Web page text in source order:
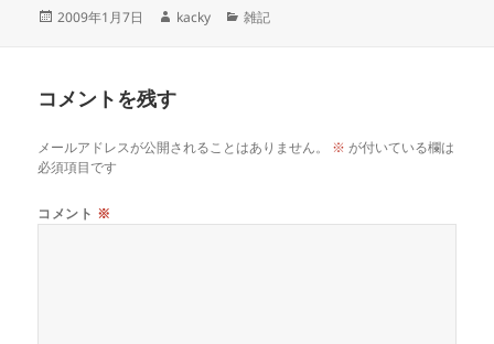
投
2009年1月7日
作
kacky
カ
雑記
コメントを残す
メールアドレスが公開されることはありません。 ※ が付いている欄は
必須項目です
コメント ※